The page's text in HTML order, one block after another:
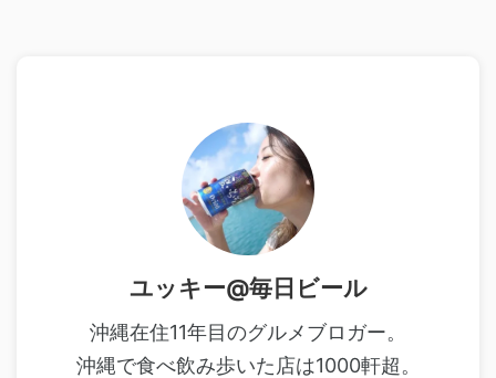
ユッキー@毎日ビール
沖縄在住11年目のグルメブロガー。
沖縄で食べ飲み歩いた店は1000軒超。